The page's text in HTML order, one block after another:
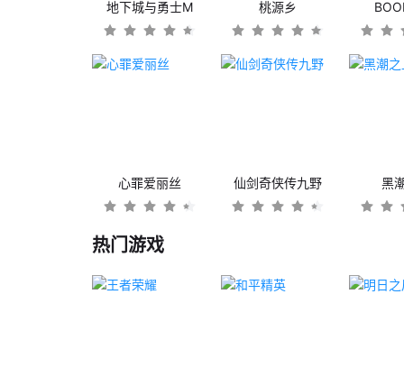
地下城与勇士M 桃源乡
心罪爱丽丝 仙剑奇侠传九野 黑
热门游戏